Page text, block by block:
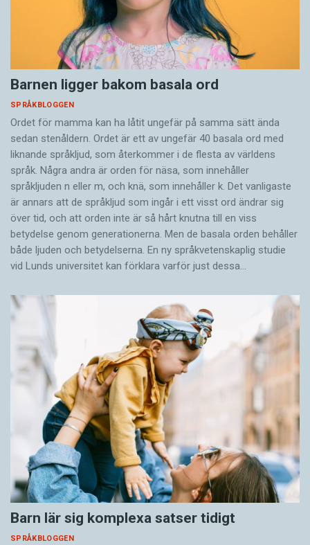
Barnen ligger bakom basala ord
SPRÅKBLOGGEN
Ordet för mamma kan ha låtit ungefär på samma sätt ända
sedan stenåldern. Ordet är ett av ungefär 40 basala ord med
liknande språkljud, som återkommer i de flesta av världens
språk. Några andra är orden för näsa, som innehåller
språkljuden n eller m, och knä, som innehåller k. Det vanligaste
är annars att de språkljud som ingår i ett visst ord ändrar sig
över tid, och att orden inte är så hårt knutna till en viss
betydelse genom generationerna. Men de basala orden behåller
både ljuden och betydelserna. En ny språkvetenskaplig studie
vid Lunds universitet kan förklara varför just dessa…
Barn lär sig komplexa satser tidigt
SPRÅKBLOGGEN